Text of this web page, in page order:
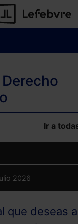
Ir a
2026
que deseas